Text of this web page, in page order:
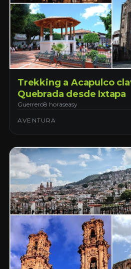
Trekking a Acapulco
Quebrada desde Ixtapa
Guerrero8 horaseasy
AVENTURA